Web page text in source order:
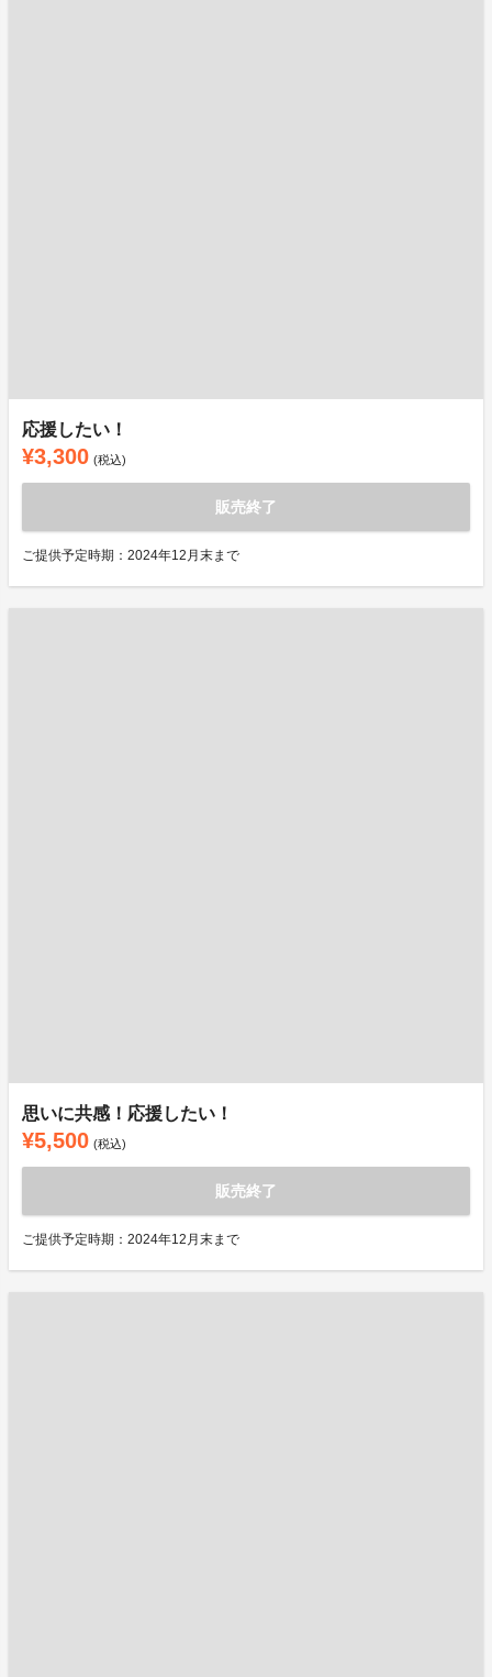
応援したい！
¥3,300 (税込)
販売終了
ご提供予定時期：2024年12月末まで
思いに共感！応援したい！
¥5,500 (税込)
販売終了
ご提供予定時期：2024年12月末まで